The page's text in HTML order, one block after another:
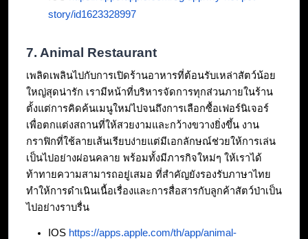
story/id1623328997
7. Animal Restaurant
เพลิดเพลินไปกับการเปิดร้านอาหารที่ต้อนรับเหล่าสัตว์น้อย
ใหญ่สุดน่ารัก เรามีหน้าที่บริหารจัดการทุกส่วนภายในร้าน
ตั้งแต่การคิดค้นเมนูใหม่ไปจนถึงการเลือกซื้อเฟอร์นิเจอร์
เพื่อตกแต่งสถานที่ให้สวยงามและกว้างขวางยิ่งขึ้น งาน
กราฟิกที่ใช้ลายเส้นเรียบง่ายแต่มีเอกลักษณ์ช่วยให้การเล่น
เป็นไปอย่างผ่อนคลาย พร้อมทั้งมีภารกิจใหม่ๆ ให้เราได้
ท้าทายความสามารถอยู่เสมอ ที่สำคัญยังรองรับภาษาไทย
ทำให้การดำเนินเนื้อเรื่องและการสื่อสารกับลูกค้าสัตว์ป่าเป็น
ไปอย่างราบรื่น
IOS https://apps.apple.com/th/app/animal-